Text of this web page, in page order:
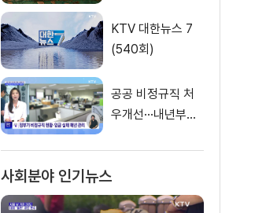
KTV 대한뉴스 7
(540회)
공공 비정규직 처
우개선···내년부터
스의 맥]
사회분야 인기뉴스